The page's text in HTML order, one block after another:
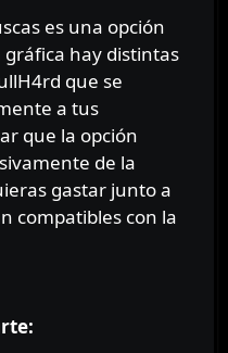
es una opción
hay distintas
que se
a tus
que la opción
de la
gastar junto a
compatibles con la